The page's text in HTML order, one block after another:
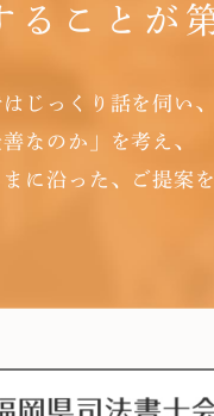
ることが
じっくり話を伺い、
善なのか」を考え、
に沿った、ご提案